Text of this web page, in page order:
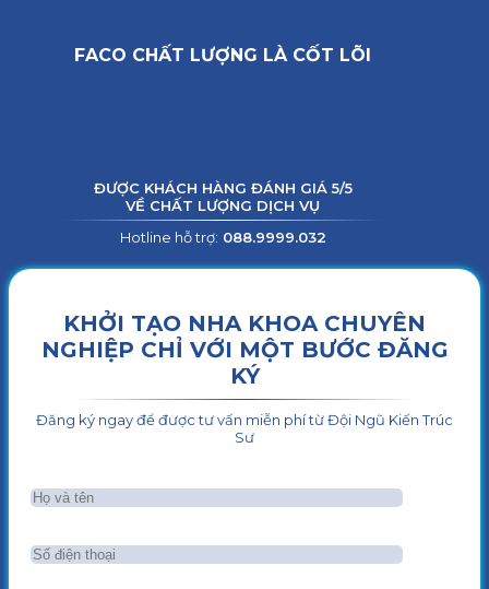
FACO CHẤT LƯỢNG LÀ CỐT LÕI
ĐƯỢC KHÁCH HÀNG ĐÁNH GIÁ 5/5
VỀ CHẤT LƯỢNG DỊCH VỤ
Hotline hỗ trợ: 088.9999.032
KHỞI TẠO NHA KHOA CHUYÊN
NGHIỆP CHỈ VỚI MỘT BƯỚC ĐĂNG
KÝ
Đăng ký ngay để được tư vấn miễn phí từ Đội Ngũ Kiến Trúc
Sư